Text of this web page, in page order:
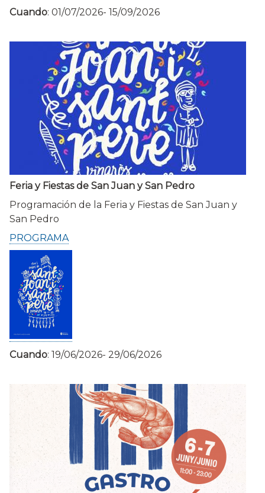
Cuando: 01/07/2026- 15/09/2026
Feria y Fiestas de San Juan y San Pedro
Programación de la Feria y Fiestas de San Juan y
San Pedro
PROGRAMA
Cuando: 19/06/2026- 29/06/2026